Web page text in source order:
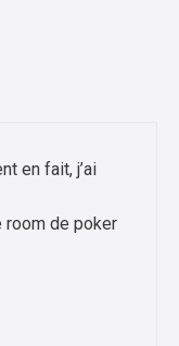
en fait, j’ai
room de poker